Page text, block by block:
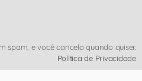
spam, e você cancela quando quiser.
Política de Privacidade